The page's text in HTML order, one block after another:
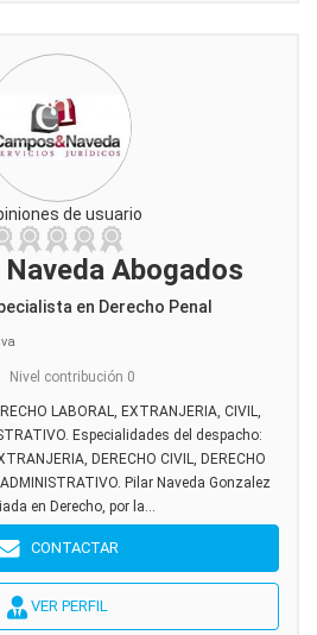
de usuario
Abogados
en Derecho Penal
Nivel contribución 0
LABORAL, EXTRANJERIA, CIVIL,
Especialidades del despacho:
DERECHO CIVIL, DERECHO
Pilar Naveda Gonzalez
en Derecho, por la...
CONTACTAR
VER PERFIL